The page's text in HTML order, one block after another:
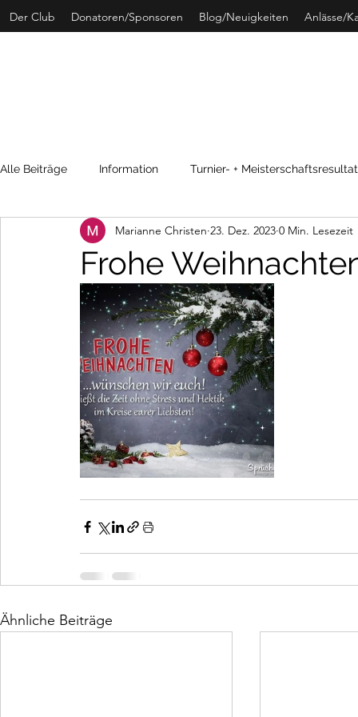
Der Club Donatoren/Sponsoren Blog/Neuigkeiten Anlässe/
Alle Beiträge Information Turnier- +
SwissCurling Archivdaten
Frohe
Marianne Christen 23. Dez. 2023 0 Min. Lesezeit
Ähnliche Beiträge